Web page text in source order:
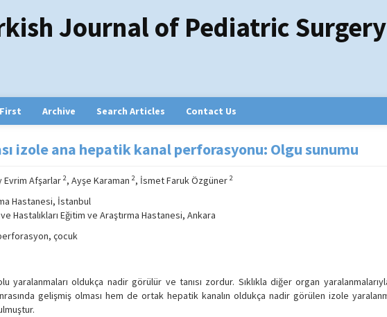
Journal of Pediatric Surgery
Archive Search Articles Contact Us
izole ana hepatik kanal perforasyonu: Olgu sunumu
Evrim Afşarlar 2, Ayşe Karaman 2, İsmet Faruk Özgüner 2
Hastanesi, İstanbul
Hastalıkları Eğitim ve Araştırma Hastanesi, Ankara
çocuk
yaralanmaları oldukça nadir görülür ve tanısı zordur. Sıklıkla diğer organ
gelişmiş olması hem de ortak hepatik kanalın oldukça nadir görülen izole